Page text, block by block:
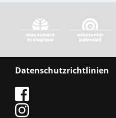
Datenschutzrichtlinien